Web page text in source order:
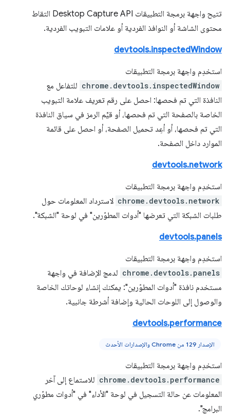
تتيح واجهة برمجة التطبيقات Desktop Capture API التقاط
محتوى الشاشة أو النوافذ الفردية أو علامات التبويب الفردية.
devtools.inspectedWindow
استخدِم واجهة برمجة التطبيقات
chrome.devtools.inspectedWindow للتفاعل مع
النافذة التي تم فحصها: احصل على رقم تعريف علامة التبويب
الخاصة بالصفحة التي تم فحصها، أو قيِّم الرمز في سياق النافذة
التي تم فحصها، أو أعِد تحميل الصفحة، أو احصل على قائمة
الموارد داخل الصفحة.
devtools.network
استخدِم واجهة برمجة التطبيقات
chrome.devtools.network لاسترداد المعلومات حول
طلبات الشبكة التي تعرضها "أدوات المطوّرين" في لوحة "الشبكة".
devtools.panels
استخدِم واجهة برمجة التطبيقات
chrome.devtools.panels لدمج الإضافة في واجهة
مستخدم نافذة "أدوات المطوّرين": يمكنك إنشاء لوحاتك الخاصة
والوصول إلى اللوحات الحالية وإضافة أشرطة جانبية.
devtools.performance
الإصدار 129 من Chrome والإصدارات الأحدث
استخدِم واجهة برمجة التطبيقات
chrome.devtools.performance للاستماع إلى آخر
المعلومات عن حالة التسجيل في لوحة "الأداء" في "أدوات مطوّري
البرامج".